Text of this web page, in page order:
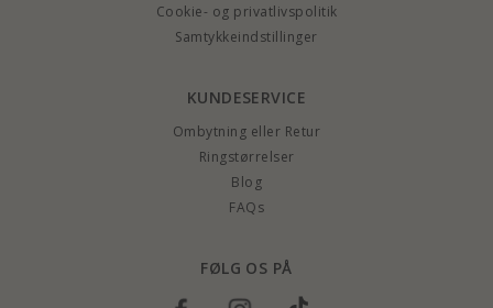
Cookie- og privatlivspolitik
Samtykkeindstillinger
KUNDESERVICE
Ombytning eller Retur
Ringstørrelser
Blog
FAQs
FØLG OS PÅ